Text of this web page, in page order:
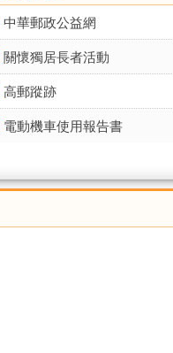
中華郵政公益網
關懷獨居長者活動
高郵蹤跡
電動機車使用報告書